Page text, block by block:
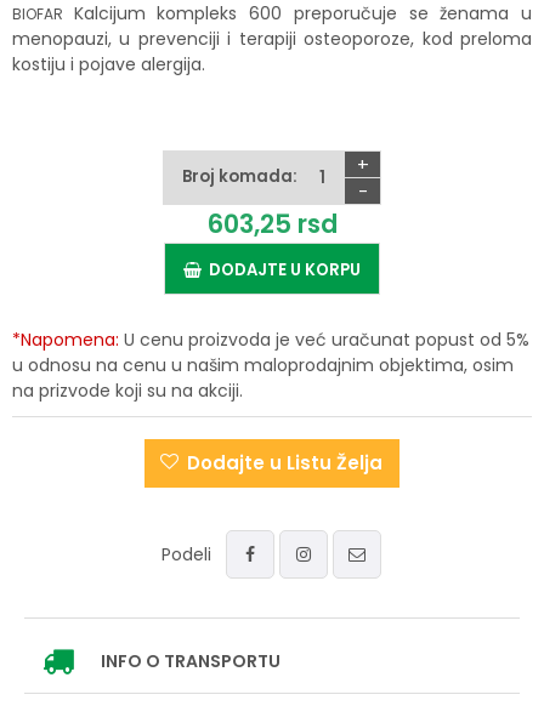
BIOFAR Kalcijum kompleks 600 preporučuje se ženama u
menopauzi, u prevenciji i terapiji osteoporoze, kod preloma
kostiju i pojave alergija.
Broj komada:
+
-
603,25 rsd
DODAJTE U KORPU
*Napomena: U cenu proizvoda je već uračunat popust od 5%
u odnosu na cenu u našim maloprodajnim objektima, osim
na prizvode koji su na akciji.
Dodajte u Listu Želja
Podeli
INFO O TRANSPORTU